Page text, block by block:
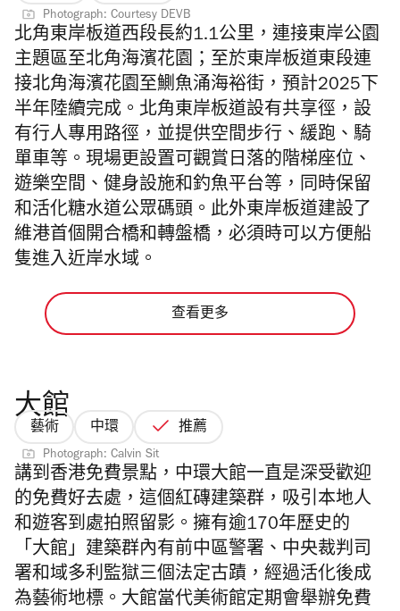
Photograph: Courtesy DEVB
北角東岸板道西段長約1.1公里，連接東岸公園
主題區至北角海濱花園；至於東岸板道東段連
接北角海濱花園至鰂魚涌海裕街，預計2025下
半年陸續完成。 北角東岸板道設有共享徑，設
有行人專用路徑，並提供空間步行、緩跑、騎
單車等。現場更設置可觀賞日落的階梯座位、
遊樂空間、健身設施和釣魚平台等，同時保留
和活化糖水道公眾碼頭。此外東岸板道建設了
維港首個開合橋和轉盤橋，必須時可以方便船
隻進入近岸水域。
查看更多
大館
藝術 中環 推薦
Photograph: Calvin Sit
講到香港免費景點，中環大館一直是深受歡迎
的免費好去處， 這個紅磚建築群，吸引本地人
和遊客到處拍照留影。擁有逾170年歷史的
「大館」建築群內有前中區警署、中央裁判司
署和域多利監獄三個法定古蹟，經過活化後成
為藝術地標。大館當代美術館定期會舉辦免費